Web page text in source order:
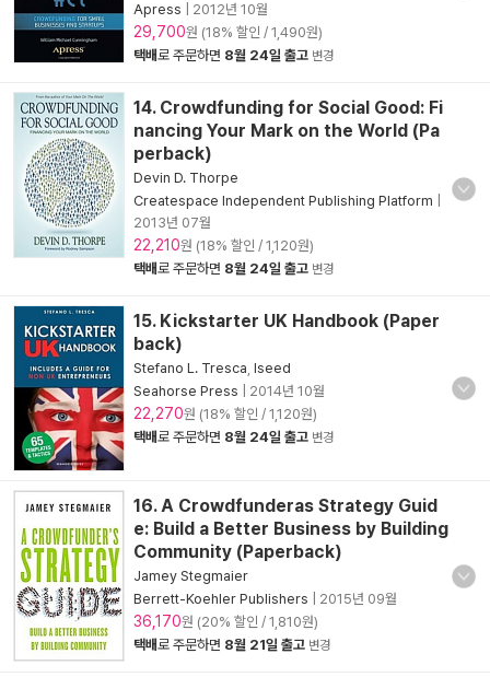
Apress
2012년 10월
29,700원 (18% 할인 / 1,490원)
택배로 주문하면 8월 24일 출고 변경
14. Crowdfunding for Social Good: Fi
nancing Your Mark on the World (Pa
perback)
Devin D. Thorpe
Createspace Independent Publishing Platform
2013년 07월
22,210원 (18% 할인 / 1,120원)
택배로 주문하면 8월 24일 출고 변경
15. Kickstarter UK Handbook (Paper
back)
Stefano L. Tresca Iseed
Seahorse Press
2014년 10월
22,270원 (18% 할인 / 1,120원)
택배로 주문하면 8월 24일 출고 변경
16. A Crowdfunderas Strategy Guid
e: Build a Better Business by Building
Community (Paperback)
Jamey Stegmaier
Berrett-Koehler Publishers
2015년 09월
36,170원 (20% 할인 / 1,810원)
택배로 주문하면 8월 21일 출고 변경